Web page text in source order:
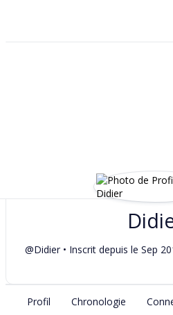
@Didier • Inscrit depuis le Sep
Profil Chronologie